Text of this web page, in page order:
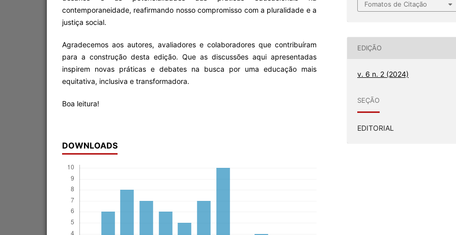
contemporaneidade, reafirmando nosso compromisso com a pluralidade e a
justiça social.
Agradecemos aos autores, avaliadores e colaboradores que contribuíram
para a construção desta edição. Que as discussões aqui apresentadas
inspirem novas práticas e debates na busca por uma educação mais
equitativa, inclusiva e transformadora.
Boa leitura!
DOWNLOADS
Fomatos de Citação
EDIÇÃO
v. 6 n. 2 (2024)
SEÇÃO
EDITORIAL